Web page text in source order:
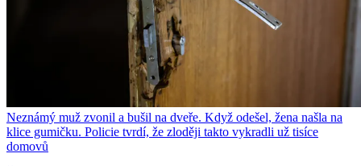
Neznámý muž zvonil a bušil na dveře. Když odešel, žena našla na
klice gumičku. Policie tvrdí, že zloději takto vykradli už tisíce
domovů